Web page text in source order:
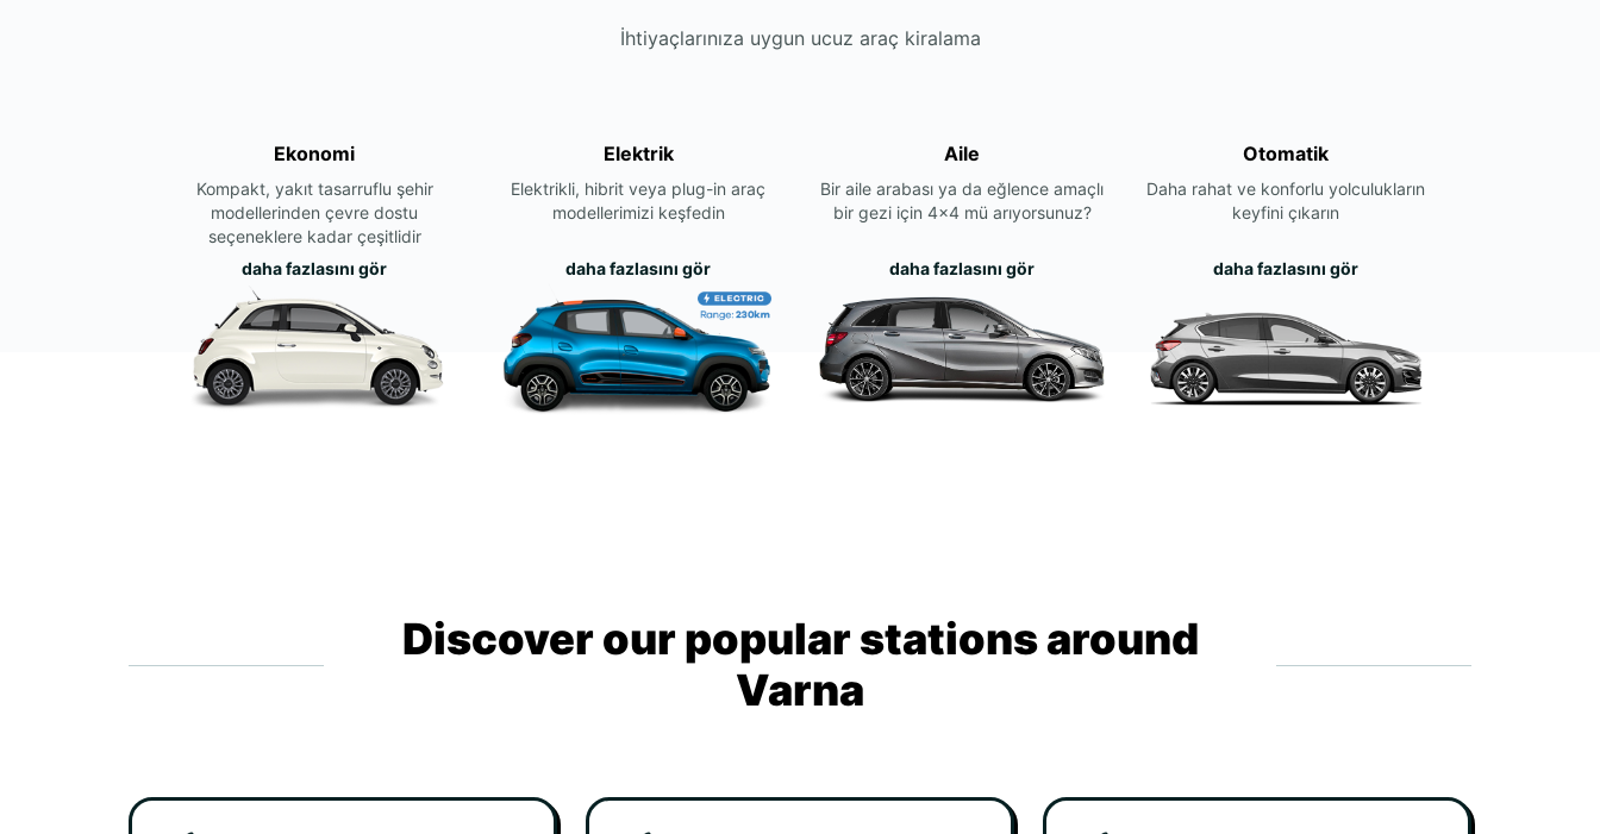
İhtiyaçlarınıza uygun ucuz araç kiralama
Ekonomi
Kompakt, yakıt tasarruflu şehir
modellerinden çevre dostu
seçeneklere kadar çeşitlidir
daha fazlasını gör
Elektrik
Elektrikli, hibrit veya plug-in araç
modellerimizi keşfedin
daha fazlasını gör
Aile
Bir aile arabası ya da eğlence amaçlı
bir gezi için 4x4 mü arıyorsunuz?
daha fazlasını gör
Otomatik
Daha rahat ve konforlu yolculukların
keyfini çıkarın
daha fazlasını gör
Discover our popular stations around
Varna